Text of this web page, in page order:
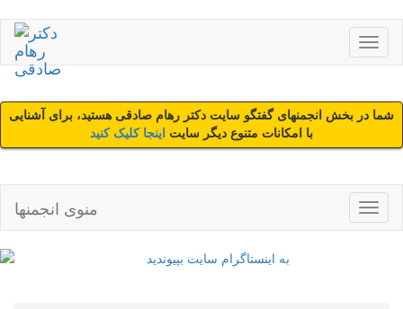
شما در بخش انجمنهای گفتگو سایت دکتر رهام صادقی هستید، برای آشنایی
با امکانات متنوع دیگر سایت اینجا کلیک کنید
منوی انجمنها